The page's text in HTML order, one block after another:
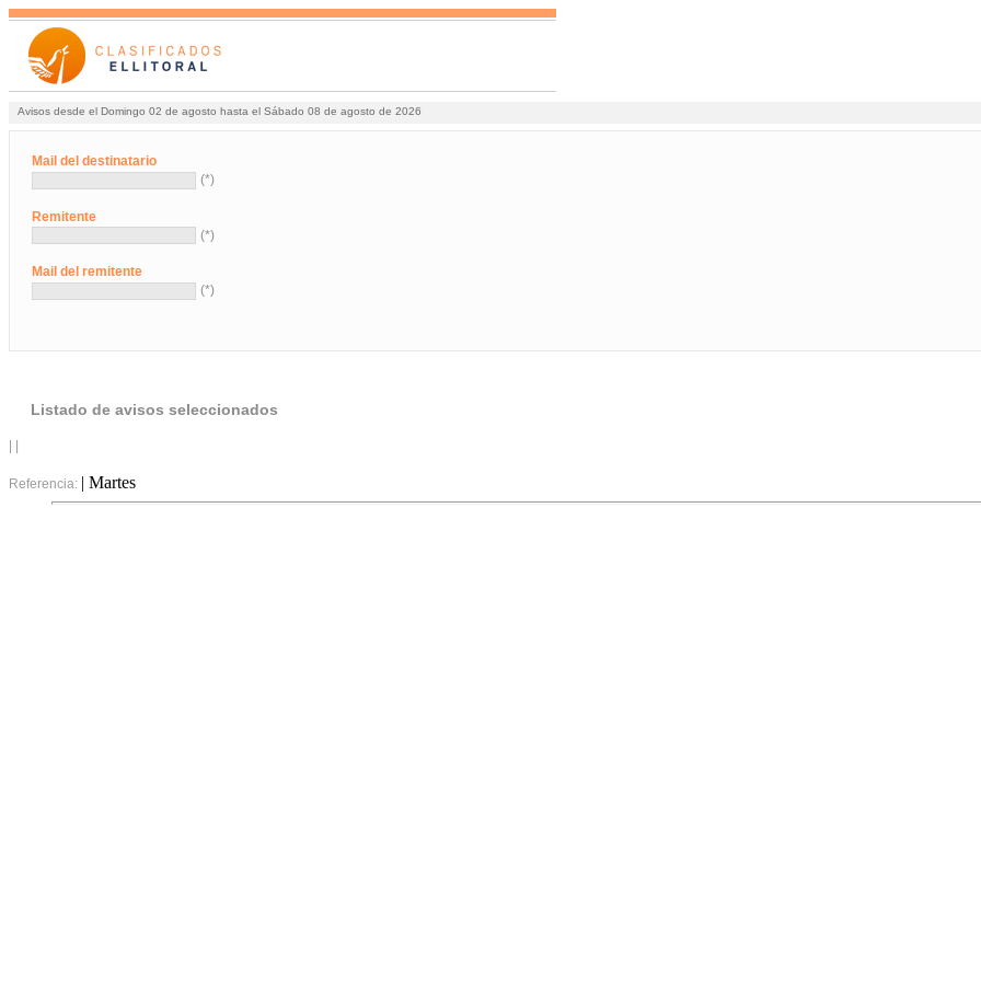
Avisos desde el Domingo 02 de agosto hasta el Sábado 08 de agosto de 2026
Mail del destinatario
(*)
Remitente
(*)
Mail del remitente
(*)
Listado de avisos seleccionados
Referencia: | Martes